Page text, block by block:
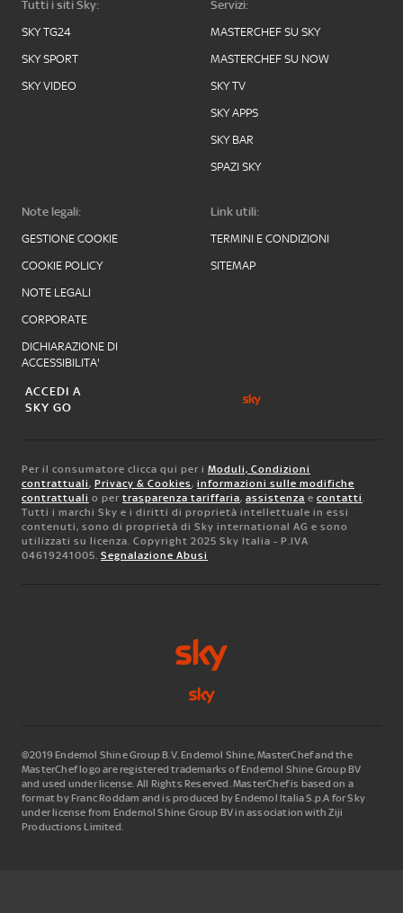
Tutti i siti Sky:
SKY TG24
SKY SPORT
SKY VIDEO
Servizi:
MASTERCHEF SU SKY
MASTERCHEF SU NOW
SKY TV
SKY APPS
SKY BAR
SPAZI SKY
Note legali:
GESTIONE COOKIE
COOKIE POLICY
NOTE LEGALI
CORPORATE
DICHIARAZIONE DI
ACCESSIBILITA'
Link utili:
TERMINI E CONDIZIONI
SITEMAP
ACCEDI A
SKY GO
Per il consumatore clicca qui per i Moduli, Condizioni
contrattuali, Privacy & Cookies, informazioni sulle modifiche
contrattuali o per trasparenza tariffaria, assistenza e contatti.
Tutti i marchi Sky e i diritti di proprietà intellettuale in essi
contenuti, sono di proprietà di Sky international AG e sono
utilizzati su licenza. Copyright 2025 Sky Italia - P.IVA
04619241005. Segnalazione Abusi
©2019 Endemol Shine Group B.V. Endemol Shine, MasterChef and the
MasterChef logo are registered trademarks of Endemol Shine Group BV
and used under license. All Rights Reserved. MasterChef is based on a
format by Franc Roddam and is produced by Endemol Italia S.p.A for Sky
under license from Endemol Shine Group BV in association with Ziji
Productions Limited.